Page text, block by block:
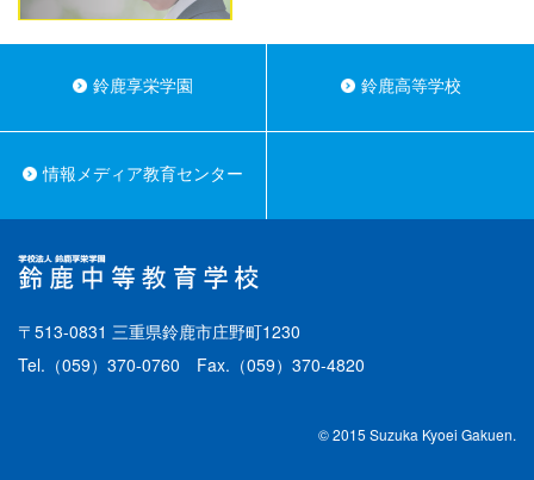
鈴鹿享栄学園 鈴鹿高等学校
情報メディア教育センター
〒513-0831 三重県鈴鹿市庄野町1230
Tel. （059）370-0760 Fax.（059）370-4820
© 2015 Suzuka Kyoei Gakuen.